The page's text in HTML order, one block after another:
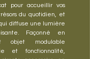
pour accueillir vos
du quotidien, et
diffuse une lumière
Façonné en
objet modulable
et fonctionnalité,